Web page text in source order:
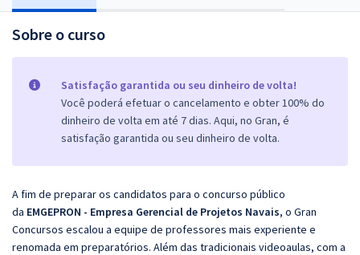
Sobre o curso
Satisfação garantida ou seu dinheiro de volta!
Você poderá efetuar o cancelamento e obter 100% do
dinheiro de volta em até 7 dias. Aqui, no Gran, é
satisfação garantida ou seu dinheiro de volta.
A fim de preparar os candidatos para o concurso público
da EMGEPRON - Empresa Gerencial de Projetos Navais, o Gran
Concursos escalou a equipe de professores mais experiente e
renomada em preparatórios. Além das tradicionais videoaulas, com a